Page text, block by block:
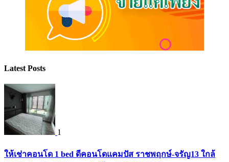
Latest Posts
1
ให้เช่าคอนโด 1 bed ดีคอนโดแคมปัส ราชพฤกษ์-จรัญ13 ใกล้